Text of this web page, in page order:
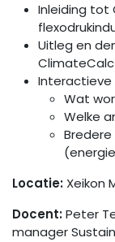
Inleiding tot
Uitleg en
ClimateCalc
Interactieve
Wat
Welke
Locatie: Xeikon
Docent:Peter
manager